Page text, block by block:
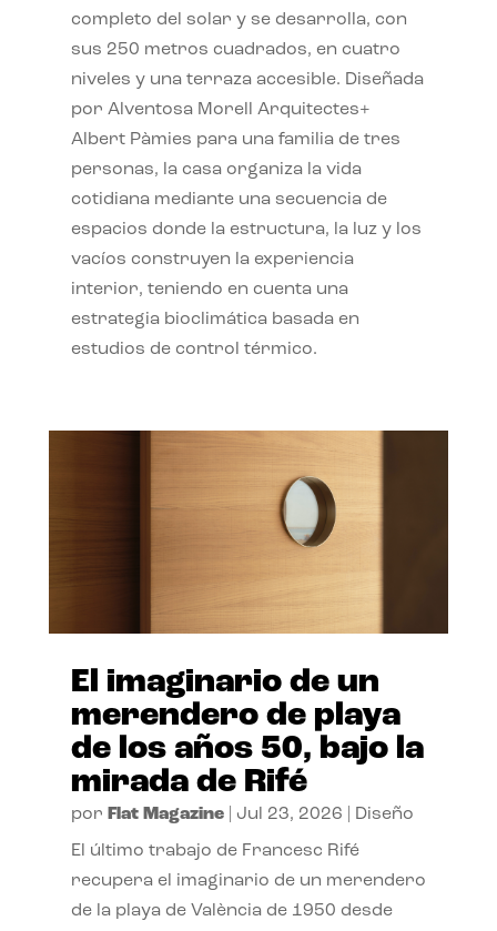
completo del solar y se desarrolla, con
sus 250 metros cuadrados, en cuatro
niveles y una terraza accesible. Diseñada
por Alventosa Morell Arquitectes+
Albert Pàmies para una familia de tres
personas, la casa organiza la vida
cotidiana mediante una secuencia de
espacios donde la estructura, la luz y los
vacíos construyen la experiencia
interior, teniendo en cuenta una
estrategia bioclimática basada en
estudios de control térmico.
El imaginario de un
merendero de playa
de los años 50, bajo la
mirada de Rifé
por Flat Magazine| Jul 23, 2026 Diseño
El último trabajo de Francesc Rifé
recupera el imaginario de un merendero
de la playa de València de 1950 desde